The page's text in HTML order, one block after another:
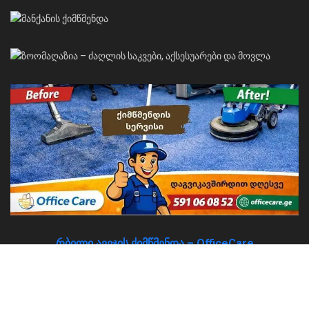
რბილი ავეჯის ქიმწმენდა – OfficeCare